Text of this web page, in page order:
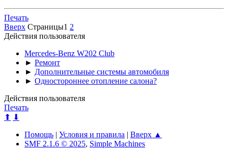
Печать
Вверх Страницы1 2
Действия пользователя
Mercedes-Benz W202 Club
► Ремонт
► Дополнительные системы автомобиля
► Одностороннее отопление салона?
Действия пользователя
Печать
⬆ ⬇
Помощь | Условия и правила | Вверх ▲
SMF 2.1.6 © 2025, Simple Machines